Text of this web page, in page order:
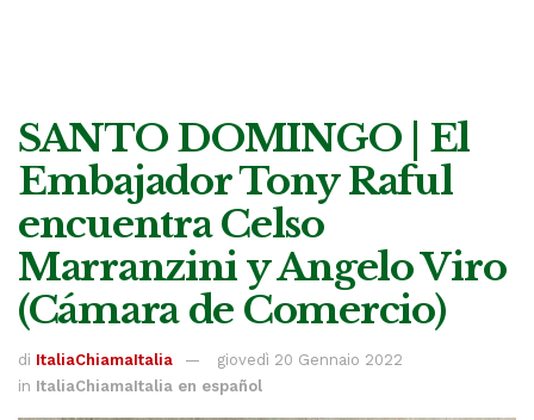
SANTO DOMINGO | El
Embajador Tony Raful
encuentra Celso
Marranzini y Angelo Viro
(Cámara de Comercio)
di ItaliaChiamaItalia
giovedì 20 Gennaio 2022
in ItaliaChiamaItalia en español